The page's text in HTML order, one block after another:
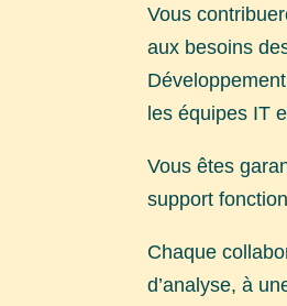
Vous
aux besoins
les équipes IT
Vous êtes
support
Chaque
d’analyse, à